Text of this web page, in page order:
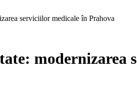
serviciilor medicale în Prahova
modernizarea